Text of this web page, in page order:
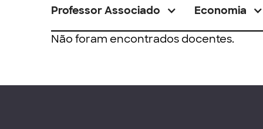
Professor Associado Economia
Não foram encontrados docentes.